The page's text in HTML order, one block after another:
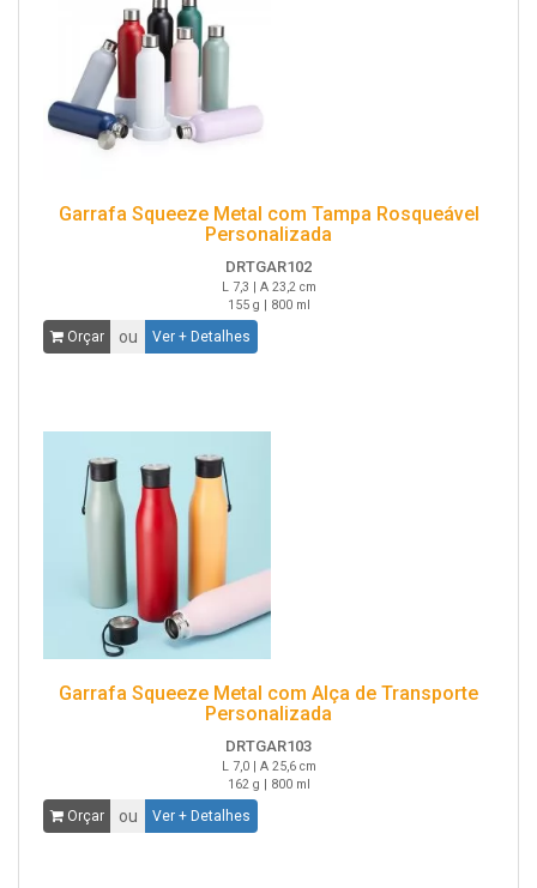
Garrafa Squeeze Metal com Tampa Rosqueável
Personalizada
DRTGAR102
L 7,3 | A 23,2 cm
155 g | 800 ml
Orçar ou Ver + Detalhes
Garrafa Squeeze Metal com Alça de Transporte
Personalizada
DRTGAR103
L 7,0 | A 25,6 cm
162 g | 800 ml
Orçar ou Ver + Detalhes